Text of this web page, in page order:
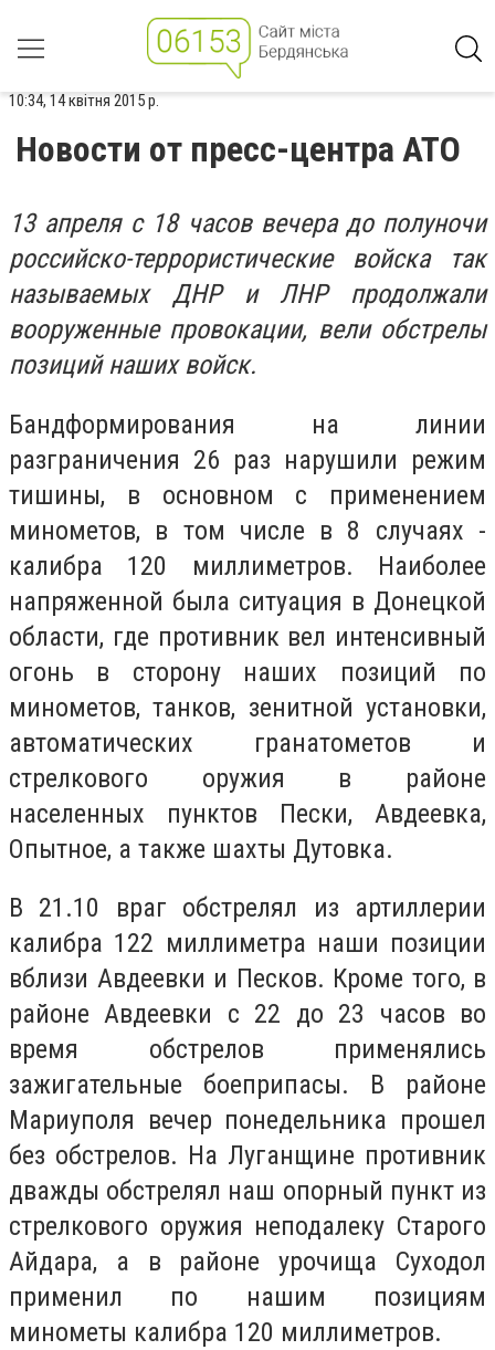
10:34, 14 квітня 2015 р.
Новости от пресс-центра АТО
13 апреля с 18 часов вечера до полуночи
российско-террористические войска так
называемых ДНР и ЛНР продолжали
вооруженные провокации, вели обстрелы
позиций наших войск.
Бандформирования на линии
разграничения 26 раз нарушили режим
тишины, в основном с применением
минометов, в том числе в 8 случаях -
калибра 120 миллиметров. Наиболее
напряженной была ситуация в Донецкой
области, где противник вел интенсивный
огонь в сторону наших позиций по
минометов, танков, зенитной установки,
автоматических гранатометов и
стрелкового оружия в районе
населенных пунктов Пески, Авдеевка,
Опытное, а также шахты Дутовка.
В 21.10 враг обстрелял из артиллерии
калибра 122 миллиметра наши позиции
вблизи Авдеевки и Песков. Кроме того, в
районе Авдеевки с 22 до 23 часов во
время обстрелов применялись
зажигательные боеприпасы. В районе
Мариуполя вечер понедельника прошел
без обстрелов. На Луганщине противник
дважды обстрелял наш опорный пункт из
стрелкового оружия неподалеку Старого
Айдара, а в районе урочища Суходол
применил по нашим позициям
минометы калибра 120 миллиметров.